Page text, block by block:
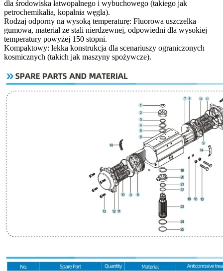
dla środowiska łatwopalnego i wybuchowego (takiego jak
petrochemikalia, kopalnia węgla).
Rodzaj odporny na wysoką temperaturę: Fluorowa uszczelka
gumowa, materiał ze stali nierdzewnej, odpowiedni dla wysokiej
temperatury powyżej 150 stopni.
Kompaktowy: lekka konstrukcja dla scenariuszy ograniczonych
kosmicznych (takich jak maszyny spożywcze).